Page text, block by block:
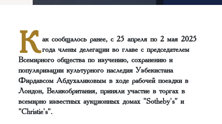
К ак сообщалось ранее, с 25 апреля по 2 мая 2025
года члены делегации во главе с председателем
Всемирного общества по изучению, сохранению и
популяризации культурного наследия Узбекистана
Фирдавсом Абдухаликовым в ходе рабочей поездки в
Лондон, Великобритания, приняли участие в торгах в
всемирно известных аукционных домах "Sotheby's" и
"Christie's".